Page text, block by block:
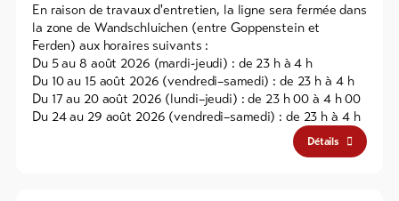
En raison de travaux d'entretien, la ligne sera fermée dans
la zone de Wandschluichen (entre Goppenstein et
Ferden) aux horaires suivants :
Du 5 au 8 août 2026 (mardi-jeudi) : de 23 h à 4 h
Du 10 au 15 août 2026 (vendredi–samedi) : de 23 h à 4 h
Du 17 au 20 août 2026 (lundi–jeudi) : de 23 h 00 à 4 h 00
Du 24 au 29 août 2026 (vendredi–samedi) : de 23 h à 4 h
Détails